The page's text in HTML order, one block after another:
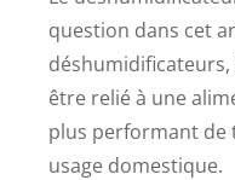
question dans cet
être relié à une
plus performant de
usage domestique.